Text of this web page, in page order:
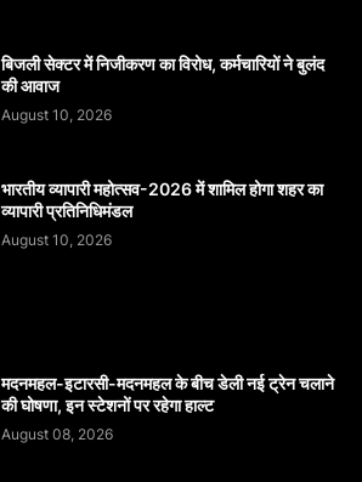
बिजली सेक्टर में निजीकरण का विरोध, कर्मचारियों ने बुलंद
की आवाज
August 10, 2026
भारतीय व्यापारी महोत्सव-2026 में शामिल होगा शहर का
व्यापारी प्रतिनिधिमंडल
August 10, 2026
मदनमहल-इटारसी-मदनमहल के बीच डेली नई ट्रेन चलाने
की घोषणा, इन स्टेशनों पर रहेगा हाल्ट
August 08, 2026